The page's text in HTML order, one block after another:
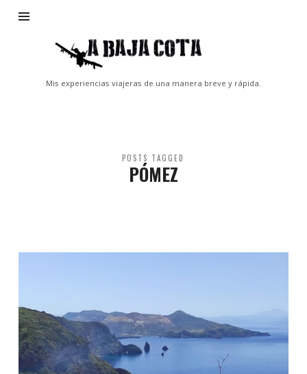
Baja
Cota
Mis experiencias viajeras de una manera breve y rápida.
POSTS TAGGED
PÓMEZ